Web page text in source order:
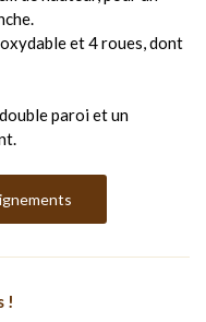
et 4 roues, dont
paroi et un
!